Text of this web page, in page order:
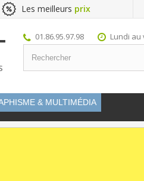
Les meilleurs prix
01.86.95.97.98 Lundi au
& MULTIMÉDIA